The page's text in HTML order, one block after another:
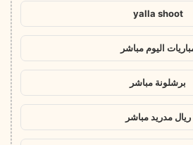
yalla shoot
اليوم مباشر
برشلونة مباشر
ريال مدريد مباشر